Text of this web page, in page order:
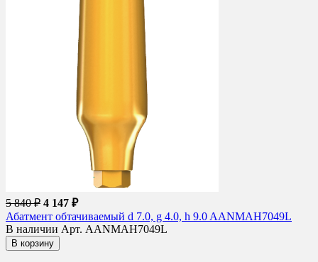
5 840 ₽ 4 147 ₽
Абатмент обтачиваемый d 7.0, g 4.0, h 9.0 AANMAH7049L
В наличии Арт. AANMAH7049L
В корзину